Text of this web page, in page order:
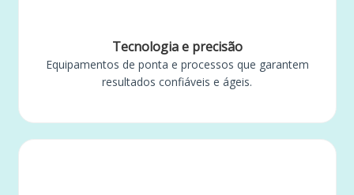
Tecnologia e precisão
Equipamentos de ponta e processos que garantem
resultados confiáveis e ágeis.